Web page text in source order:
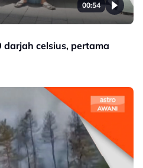
00:54
celsius, pertama